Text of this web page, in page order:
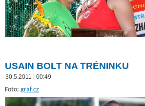
USAIN BOLT NA TRÉNINKU
30.5.2011 | 00:49
Foto: graf.cz